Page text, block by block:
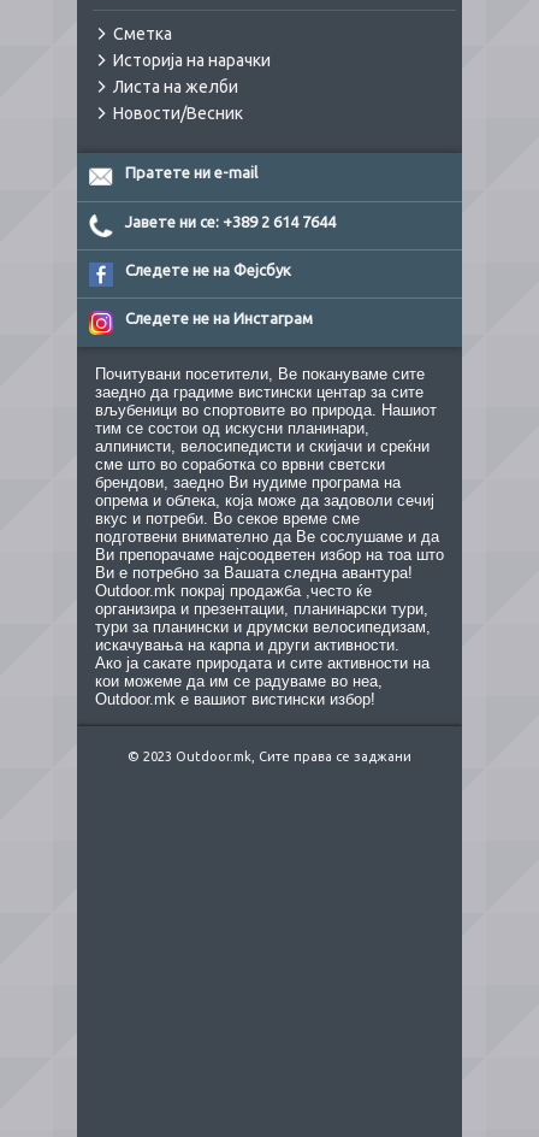
Сметка
Историја на нарачки
Листа на желби
Новости/Весник
Пратете ни e-mail
Јавете ни се: +389 2 614 7644
Следете не на Фејсбук
Следете не на Инстаграм
Почитувани посетители, Ве покануваме сите
заедно да градиме вистински центар за сите
вљубеници во спортовите во природа. Нашиот
тим се состои од искусни планинари,
алпинисти, велосипедисти и скијачи и среќни
сме што во соработка со врвни светски
брендови, заедно Ви нудиме програма на
опрема и облека, која може да задоволи сечиј
вкус и потреби. Во секое време сме
подготвени внимателно да Ве сослушаме и да
Ви препорачаме најсоодветен избор на тоа што
Ви е потребно за Вашата следна авантура!
Outdoor.mk покрај продажба ,често ќе
организира и презентации, планинарски тури,
тури за планински и друмски велосипедизам,
искачувања на карпа и други активности.
Ако ја сакате природата и сите активности на
кои можеме да им се радуваме во неа,
Outdoor.mk е вашиот вистински избор!
© 2023 Outdoor.mk, Сите права се заджани